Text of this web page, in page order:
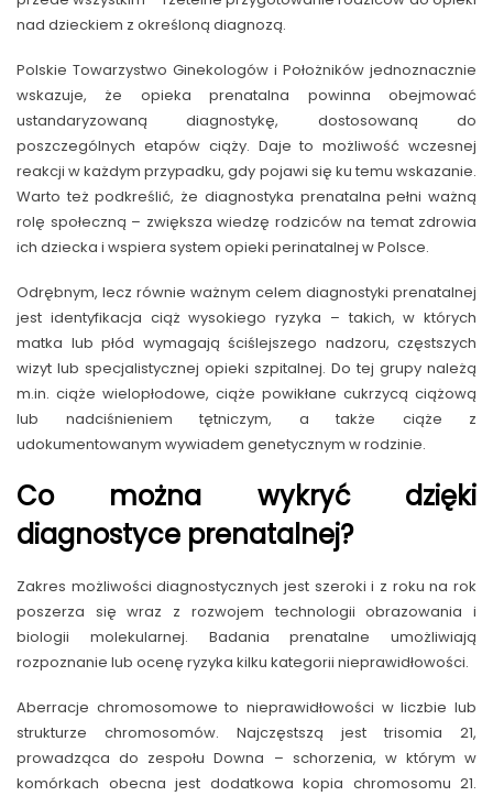
nad dzieckiem z określoną diagnozą.
Polskie Towarzystwo Ginekologów i Położników jednoznacznie
wskazuje, że opieka prenatalna powinna obejmować
ustandaryzowaną diagnostykę, dostosowaną do
poszczególnych etapów ciąży. Daje to możliwość wczesnej
reakcji w każdym przypadku, gdy pojawi się ku temu wskazanie.
Warto też podkreślić, że diagnostyka prenatalna pełni ważną
rolę społeczną – zwiększa wiedzę rodziców na temat zdrowia
ich dziecka i wspiera system opieki perinatalnej w Polsce.
Odrębnym, lecz równie ważnym celem diagnostyki prenatalnej
jest identyfikacja ciąż wysokiego ryzyka – takich, w których
matka lub płód wymagają ściślejszego nadzoru, częstszych
wizyt lub specjalistycznej opieki szpitalnej. Do tej grupy należą
m.in. ciąże wielopłodowe, ciąże powikłane cukrzycą ciążową
lub nadciśnieniem tętniczym, a także ciąże z
udokumentowanym wywiadem genetycznym w rodzinie.
Co można wykryć dzięki
diagnostyce prenatalnej?
Zakres możliwości diagnostycznych jest szeroki i z roku na rok
poszerza się wraz z rozwojem technologii obrazowania i
biologii molekularnej. Badania prenatalne umożliwiają
rozpoznanie lub ocenę ryzyka kilku kategorii nieprawidłowości.
Aberracje chromosomowe to nieprawidłowości w liczbie lub
strukturze chromosomów. Najczęstszą jest trisomia 21,
prowadząca do zespołu Downa – schorzenia, w którym w
komórkach obecna jest dodatkowa kopia chromosomu 21.